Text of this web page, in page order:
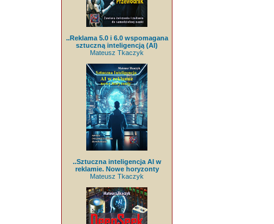
..Reklama 5.0 i 6.0 wspomagana
sztuczną inteligencją (AI)
Mateusz Tkaczyk
..Sztuczna inteligencja AI w
reklamie. Nowe horyzonty
Mateusz Tkaczyk